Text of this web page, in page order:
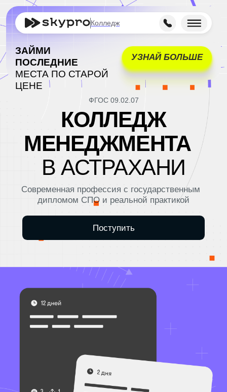
УЗНАЙ БОЛЬШЕ
ПОСЛЕДНИЕ
МЕСТА ПО СТАРОЙ
ЦЕНЕ
Колледж
ФГОС 09.02.07
Современная профессия с государственным
дипломом СПО и реальной практикой
КОЛЛЕДЖ
МЕНЕДЖМЕНТА
В АСТРАХАНИ
Поступить